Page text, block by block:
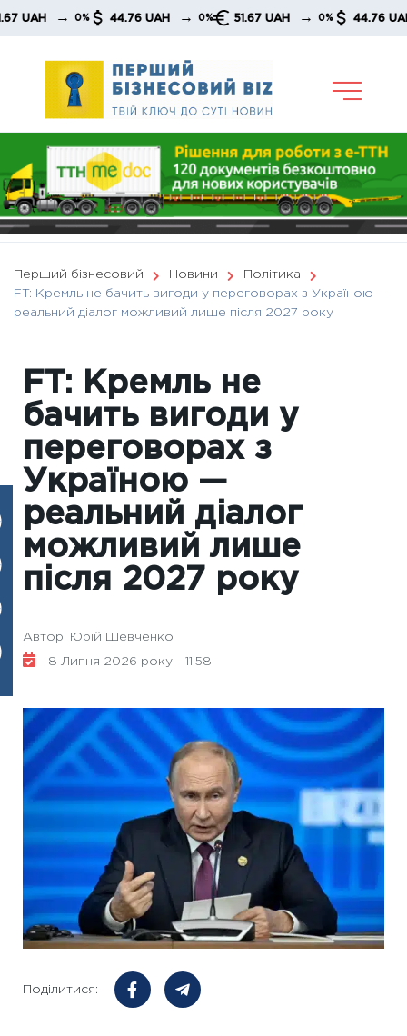
Skip
→ 0% 44.76 UAH → 0% 51.67 UAH → 0% 44.76 UAH →
Перший бізнесовий Новини
Політика
FT: Кремль не бачить вигоди у переговорах з Україною —
реальний діалог можливий лише після 2027 року
FT: Кремль не
бачить вигоди у
переговорах з
Україною —
реальний діалог
можливий лише
після 2027 року
Автор: Юрій Шевченко
8 Липня 2026 року - 11:58
Поділитися: